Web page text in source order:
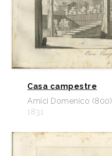
Casa campestre
Amici Domenico (800)
1831